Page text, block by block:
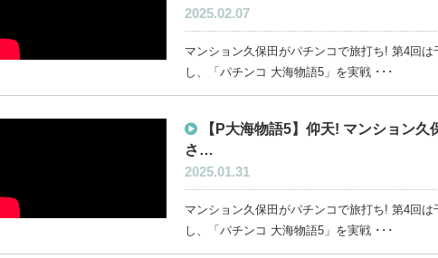
2025.02.07
マンション久保田がパチンコで旅打ち! 第4回
し、「パチンコ 大海物語5」を実戦 ･･･
【P大海物語5】仰天! マンション久
さ…
2025.01.31
マンション久保田がパチンコで旅打ち! 第4回
し、「パチンコ 大海物語5」を実戦 ･･･